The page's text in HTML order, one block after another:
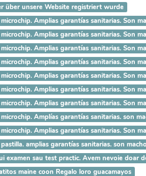
über unsere Website registriert wurde
Amplias garantías sanitarias. Son
Amplias garantías sanitarias. Son
Amplias garantías sanitarias. Son
Amplias garantías sanitarias. Son
Amplias garantías sanitarias. Son
Amplias garantías sanitarias. Son
Amplias garantías sanitarias.
Amplías garantías sanitarias. son
Amplias garantías sanitarias. Son
amplias garantías sanitarias. son
examen sau test practic. Avem nevoie doar
maine coon Regalo loro guacamayos